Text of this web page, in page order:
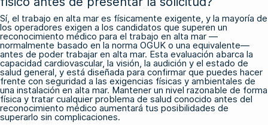
Sí, el trabajo en alta mar es físicamente exigente, y la mayoría de
los operadores exigen a los candidatos que superen un
reconocimiento médico para el trabajo en alta mar —
normalmente basado en la norma OGUK o una equivalente—
antes de poder trabajar en alta mar. Esta evaluación abarca la
capacidad cardiovascular, la visión, la audición y el estado de
salud general, y está diseñada para confirmar que puedes hacer
frente con seguridad a las exigencias físicas y ambientales de
una instalación en alta mar. Mantener un nivel razonable de forma
física y tratar cualquier problema de salud conocido antes del
reconocimiento médico aumentará tus posibilidades de
superarlo sin complicaciones.